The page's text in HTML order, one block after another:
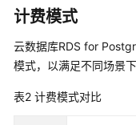
IAM
予
使
RDS
计费模式
云数据库RDS for
模式，以满足不同场景下
表2 计费模式对比